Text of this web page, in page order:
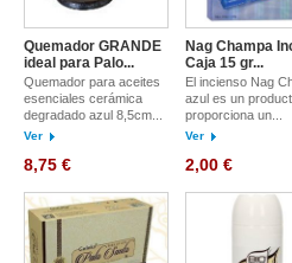
Quemador GRANDE
ideal para Palo...
Quemador para aceites
esenciales cerámica
degradado azul 8,5cm...
Ver
8,75 €
Nag Champa
Caja 15 gr...
El incienso Nag
azul es un
proporciona un...
Ver
2,00 €